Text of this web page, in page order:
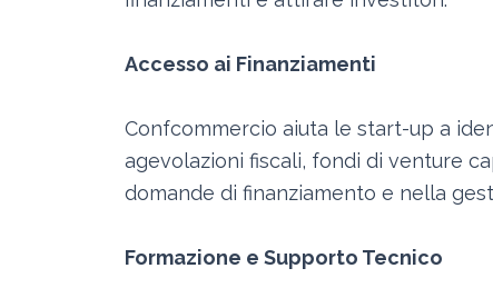
Accesso ai Finanziamenti
Confcommercio aiuta le start-up a
agevolazioni fiscali, fondi di venture
domande di finanziamento e nella
Formazione e Supporto Tecnico